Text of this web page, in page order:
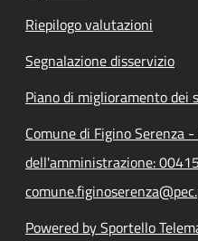
Riepilogo valutazioni
Segnalazione disservizio
Piano di miglioramento dei
Comune di Figino Serenza
dell'amministrazione:
Powered by Sportello